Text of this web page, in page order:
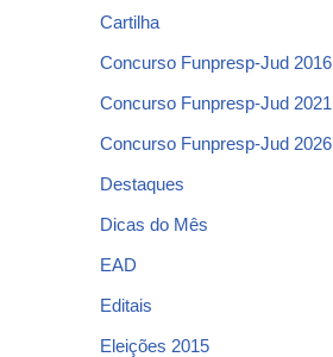
Cartilha
Concurso Funpresp-Jud 2016
Concurso Funpresp-Jud 2021
Concurso Funpresp-Jud 2026
Destaques
Dicas do Mês
EAD
Editais
Eleições 2015